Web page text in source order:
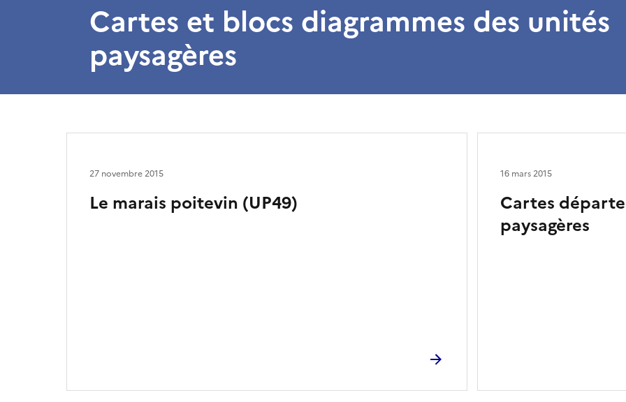
Cartes et blocs diagrammes des unités
paysagères
Le marais poitevin (UP49)
27 novembre 2015
Cartes
paysagères
16 mars 2015